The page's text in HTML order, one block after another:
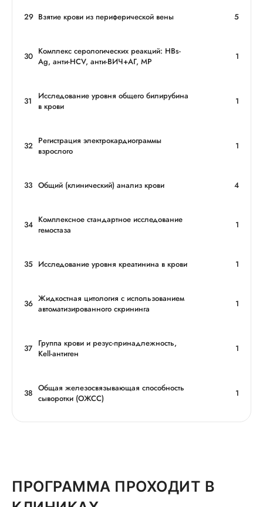
29 Взятие крови из периферической вены 5
30 Комплекс серологических реакций: HBs-
Ag, анти-НCV, анти-ВИЧ+АГ, MP
1
31
Исследование уровня общего билирубина
в крови
1
32 Регистрация электрокардиограммы
взрослого
1
33 Общий (клинический) анализ крови 4
34 Комплексное стандартное исследование
гемостаза
1
35 Исследование уровня креатинина в крови 1
36 Жидкостная цитология с использованием
автоматизированного скрининга
1
37 Группа крови и резус-принадлежность,
Kell-антиген
1
38 Общая железосвязывающая способность
сыворотки (ОЖСС)
1
ПРОГРАММА ПРОХОДИТ В